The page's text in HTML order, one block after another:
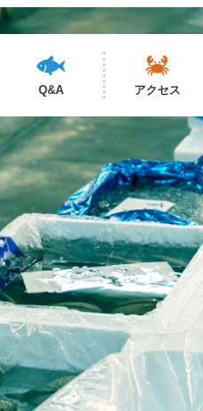
Q&A アクセス